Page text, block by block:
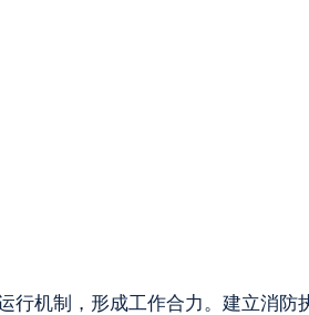
机制，形成工作合力。建立消